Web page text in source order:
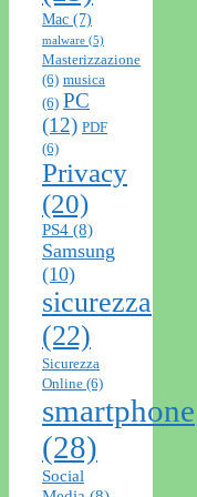
Mac (7)
malware (5)
Masterizzazione
(6) musica
(6) PC
(12) PDF
(6)
Privacy
(20)
PS4 (8)
Samsung
(10)
sicurezza
(22)
Sicurezza
Online (6)
smartphone
(28)
Social